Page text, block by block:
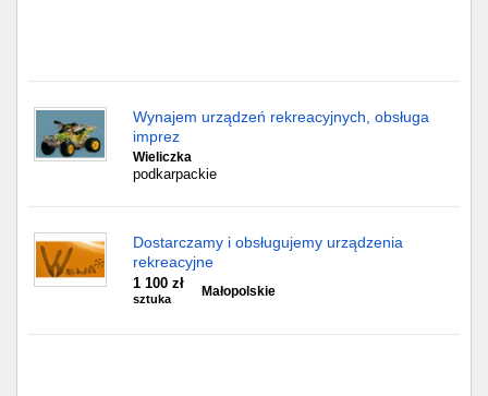
Wynajem urządzeń rekreacyjnych, obsługa
imprez
Wieliczka
podkarpackie
Dostarczamy i obsługujemy urządzenia
rekreacyjne
1 100 zł
sztuka
Małopolskie
Częstochowa
Toruń
Sosnowiec